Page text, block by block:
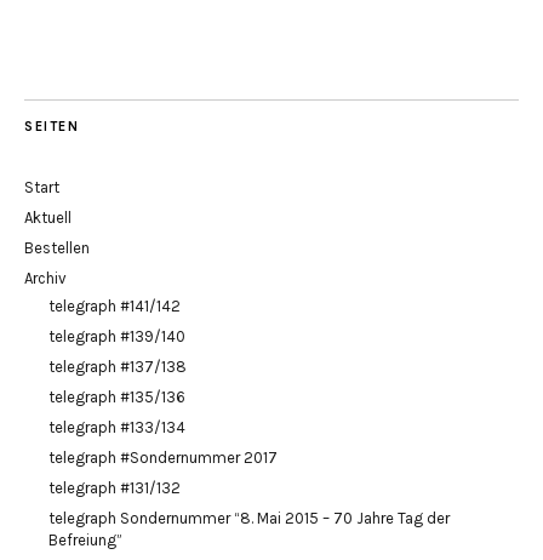
SEITEN
Start
Aktuell
Bestellen
Archiv
telegraph #141/142
telegraph #139/140
telegraph #137/138
telegraph #135/136
telegraph #133/134
telegraph #Sondernummer 2017
telegraph #131/132
telegraph Sondernummer “8. Mai 2015 – 70 Jahre Tag der
Befreiung”